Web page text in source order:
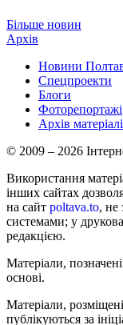
Більше новин
Архів
Новини
Спецпроекти
Блоги
Фоторепортажі
Архів
© 2009 – 2026
Використання
інших сайтах
на сайт poltava.to, не
системами; у
редакцією.
Матеріали,
основі.
Матеріали,
публікуються за